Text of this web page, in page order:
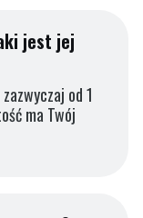
jest jej
od 1
ma Twój